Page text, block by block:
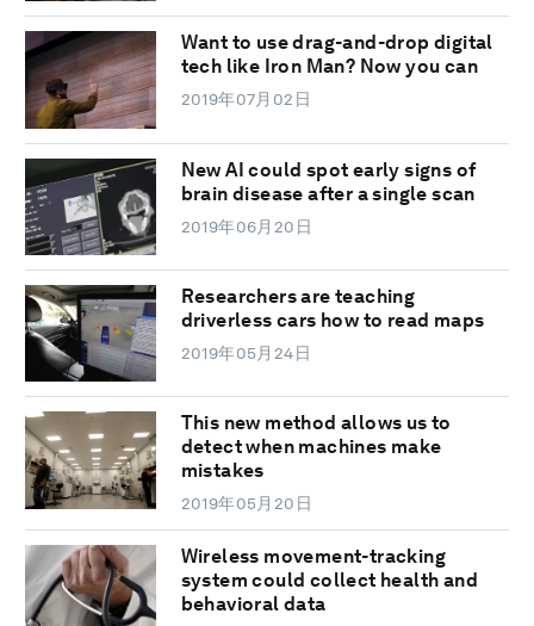
Want to use drag-and-drop digital
tech like Iron Man? Now you can
2019年07月02日
New AI could spot early signs of
brain disease after a single scan
2019年06月20日
Researchers are teaching
driverless cars how to read maps
2019年05月24日
This new method allows us to
detect when machines make
mistakes
2019年05月20日
Wireless movement-tracking
system could collect health and
behavioral data